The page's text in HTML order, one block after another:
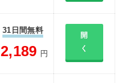
31日間無料
2,189 円
開
く